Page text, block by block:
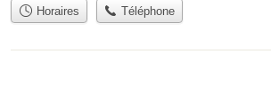
Horaires Téléphone